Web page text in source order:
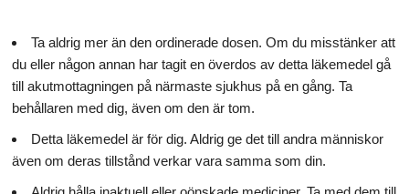
Ta aldrig mer än den ordinerade dosen. Om du misstänker att
du eller någon annan har tagit en överdos av detta läkemedel gå
till akutmottagningen på närmaste sjukhus på en gång. Ta
behållaren med dig, även om den är tom.
Detta läkemedel är för dig. Aldrig ge det till andra människor
även om deras tillstånd verkar vara samma som din.